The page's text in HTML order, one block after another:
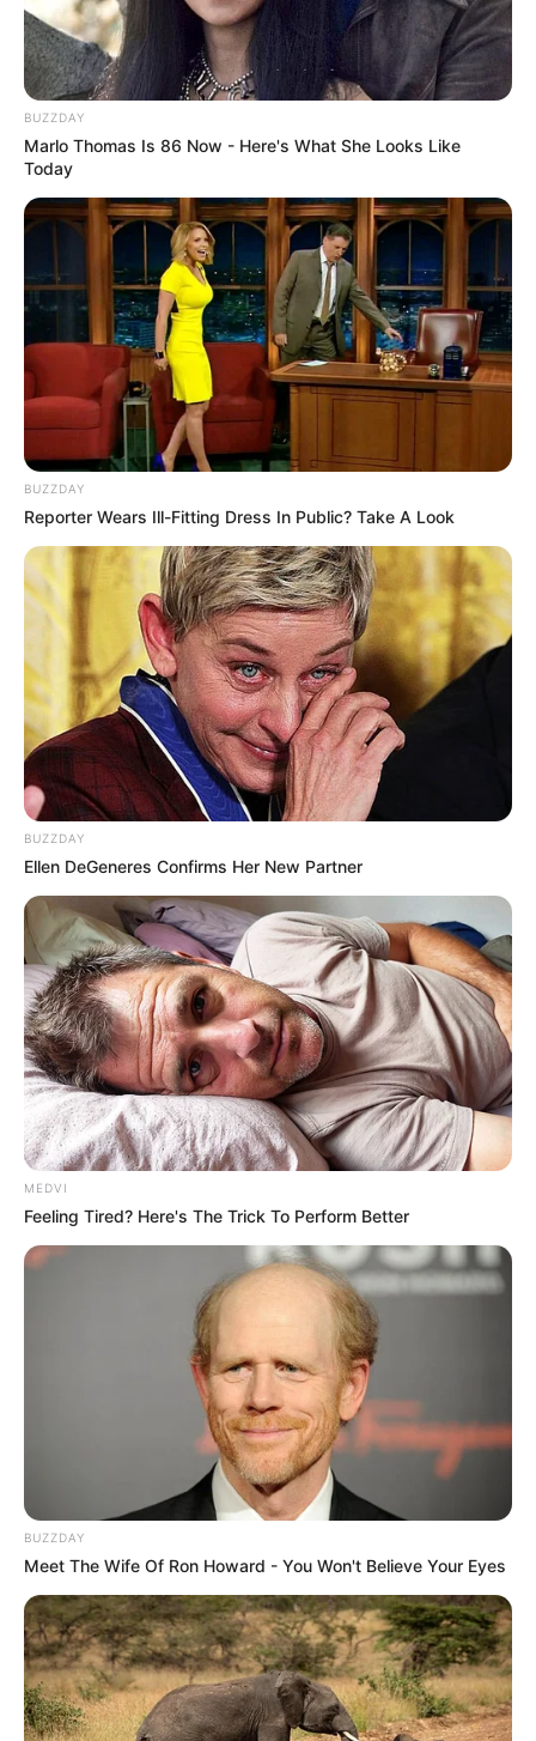
BUZZDAY
Marlo Thomas Is 86 Now - Here's What She Looks Like
Today
BUZZDAY
Reporter Wears Ill-Fitting Dress In Public? Take A Look
BUZZDAY
Ellen DeGeneres Confirms Her New Partner
MEDVI
Feeling Tired? Here's The Trick To Perform Better
BUZZDAY
Meet The Wife Of Ron Howard - You Won't Believe Your Eyes